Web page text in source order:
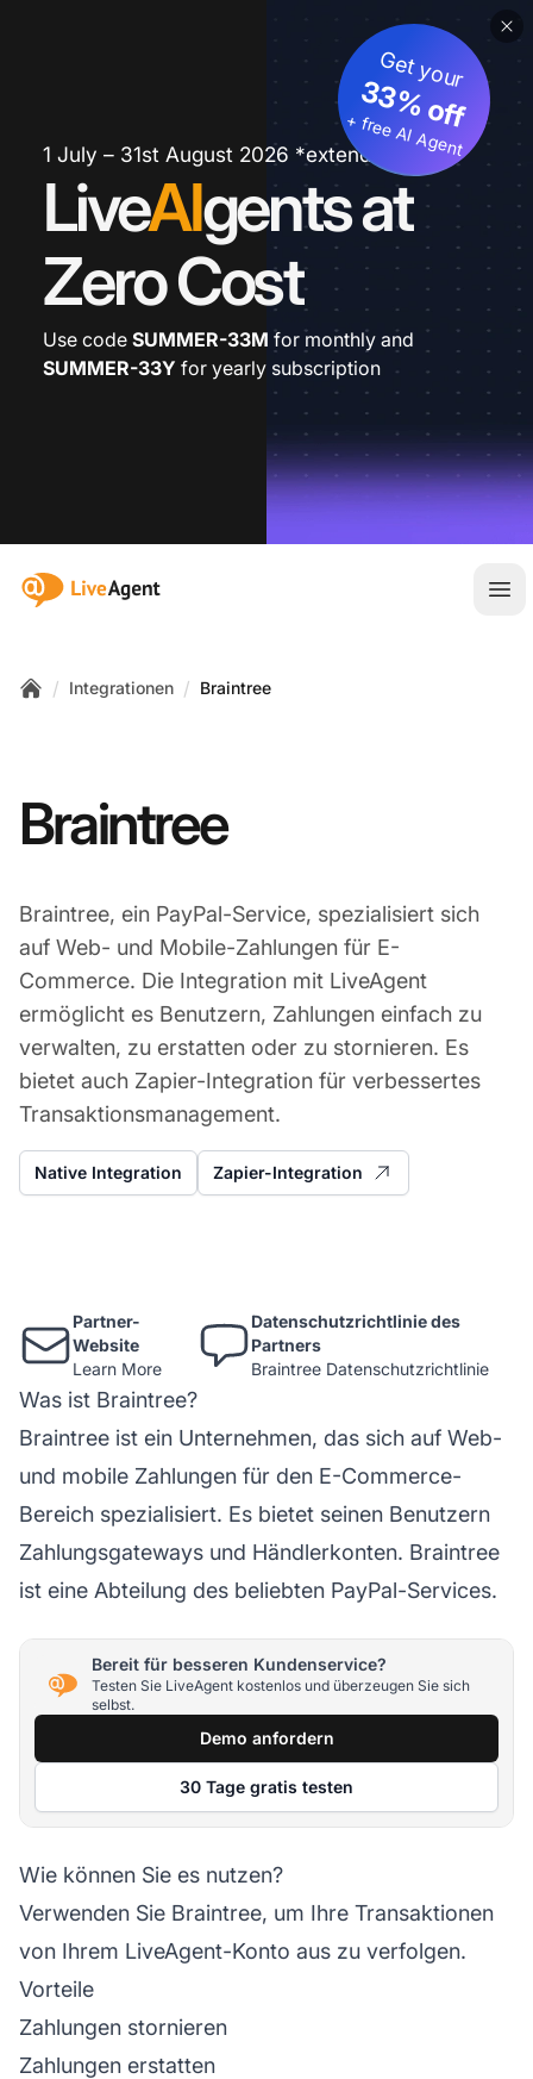
1 July – 31st August 2026 *extended
LiveAIgents at
Zero Cost
Get your
33% off
+ free AI Agent
Use code SUMMER-33M for monthly and
SUMMER-33Y for yearly subscription
:site.title
/ Integrationen / Braintree
Braintree
Braintree, ein PayPal-Service, spezialisiert sich
auf Web- und Mobile-Zahlungen für E-
Commerce. Die Integration mit LiveAgent
ermöglicht es Benutzern, Zahlungen einfach zu
verwalten, zu erstatten oder zu stornieren. Es
bietet auch Zapier-Integration für verbessertes
Transaktionsmanagement.
Native Integration Zapier-Integration
Partner-
Website
Learn More
Datenschutzrichtlinie des
Partners
Braintree Datenschutzrichtlinie
Was ist Braintree?
Braintree ist ein Unternehmen, das sich auf Web-
und mobile Zahlungen für den E-Commerce-
Bereich spezialisiert. Es bietet seinen Benutzern
Zahlungsgateways und Händlerkonten. Braintree
ist eine Abteilung des beliebten PayPal-Services.
Bereit für besseren Kundenservice?
Testen Sie LiveAgent kostenlos und überzeugen Sie sich
selbst.
Demo anfordern
30 Tage gratis testen
Wie können Sie es nutzen?
Verwenden Sie Braintree, um Ihre Transaktionen
von Ihrem LiveAgent-Konto aus zu verfolgen.
Vorteile
Zahlungen stornieren
Zahlungen erstatten